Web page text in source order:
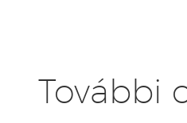
További